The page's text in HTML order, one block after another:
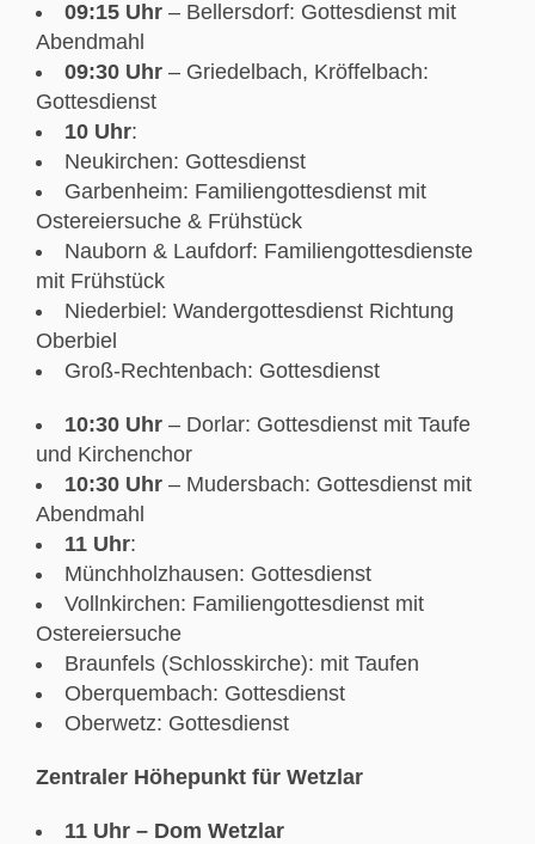
09:15 Uhr – Bellersdorf: Gottesdienst mit
Abendmahl
09:30 Uhr – Griedelbach, Kröffelbach:
Gottesdienst
10 Uhr:
Neukirchen: Gottesdienst
Garbenheim: Familiengottesdienst mit
Ostereiersuche & Frühstück
Nauborn & Laufdorf: Familiengottesdienste
mit Frühstück
Niederbiel: Wandergottesdienst Richtung
Oberbiel
Groß-Rechtenbach: Gottesdienst
10:30 Uhr – Dorlar: Gottesdienst mit Taufe
und Kirchenchor
10:30 Uhr – Mudersbach: Gottesdienst mit
Abendmahl
11 Uhr:
Münchholzhausen: Gottesdienst
Vollnkirchen: Familiengottesdienst mit
Ostereiersuche
Braunfels (Schlosskirche): mit Taufen
Oberquembach: Gottesdienst
Oberwetz: Gottesdienst
Zentraler Höhepunkt für Wetzlar
11 Uhr – Dom Wetzlar